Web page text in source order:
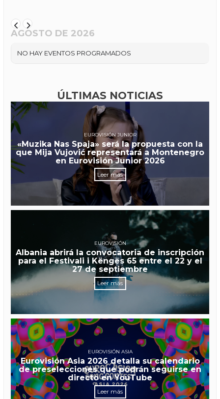
AGOSTO DE 2026
NO HAY EVENTOS PROGRAMADOS
ÚLTIMAS NOTICIAS
EUROVISIÓN JUNIOR
«Muzika Nas Spaja» será la propuesta con la
que Mija Vujović representará a Montenegro
en Eurovisión Junior 2026
Leer más
EUROVISIÓN
Albania abrirá la convocatoria de inscripción
para el Festivali i Këngës 65 entre el 22 y el
27 de septiembre
Leer más
EUROVISIÓN ASIA
Eurovisión Asia 2026 detalla su calendario
de preselecciones que podrán seguirse en
directo en YouTube
Leer más